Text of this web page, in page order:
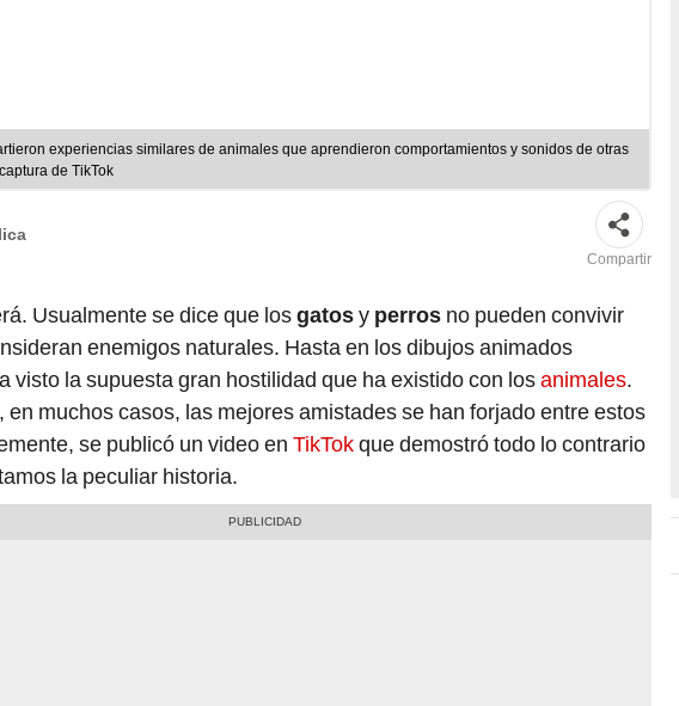
experiencias similares de animales que aprendieron comportamientos y sonidos de otras
de TikTok
Compartir
Usualmente se dice que losgatosy perros no pueden convivir
enemigos naturales. Hasta en los dibujos animados
visto la supuesta gran hostilidad que ha existido con losanimales.
en muchos casos, las mejores amistades se han forjado entre estos
se publicó un video en TikTokque demostró todo lo contrario
la peculiar historia.